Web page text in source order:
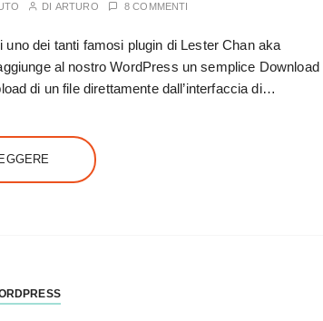
DI ARTURO 8 COMMENTI
dei tanti famosi plugin di Lester Chan aka
al nostro WordPress un semplice Download
di un file direttamente dall’interfaccia di…